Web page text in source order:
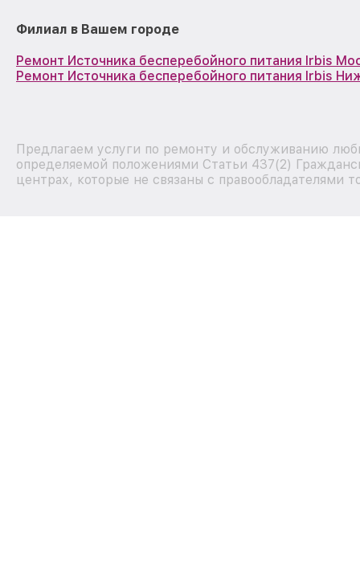
Филиал в Вашем городе
Ремонт Источника бесперебойного питания Irbis
Ремонт Источника бесперебойного питания Irbis
Предлагаем услуги по ремонту и обслуживанию
определяемой положениями Статьи 437(2)
центрах, которые не связаны с правообладателями